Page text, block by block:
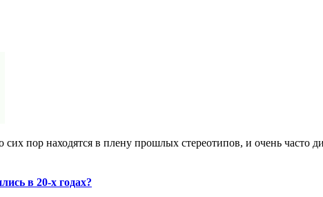
пор находятся в плену прошлых стереотипов, и очень часто
в 20-х годах?